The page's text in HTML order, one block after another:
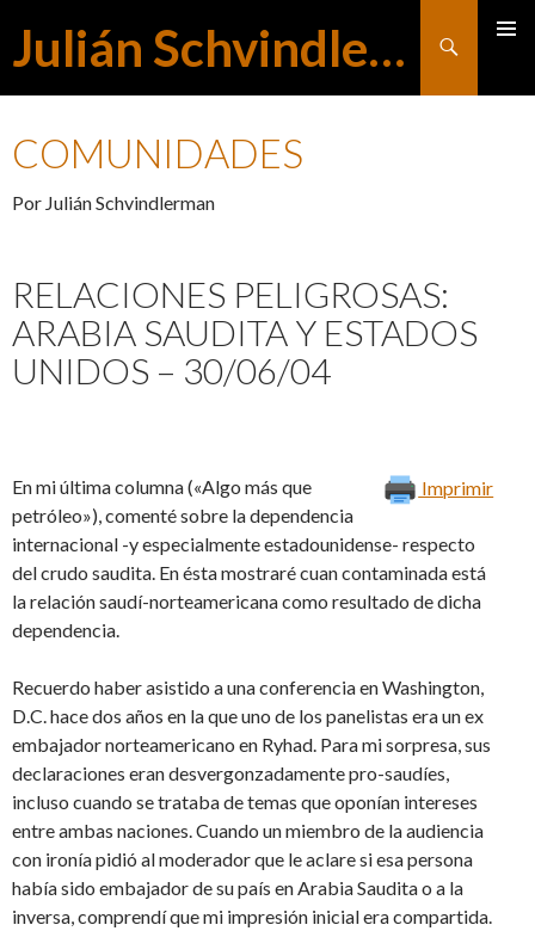
Julián Schvindlerman
Buscar
COMUNIDADES
Por Julián Schvindlerman
RELACIONES PELIGROSAS:
ARABIA SAUDITA Y ESTADOS
UNIDOS – 30/06/04
Imprimir
En mi última columna («Algo más que
petróleo»), comenté sobre la dependencia
internacional -y especialmente estadounidense- respecto
del crudo saudita. En ésta mostraré cuan contaminada está
la relación saudí-norteamericana como resultado de dicha
dependencia.
Recuerdo haber asistido a una conferencia en Washington,
D.C. hace dos años en la que uno de los panelistas era un ex
embajador norteamericano en Ryhad. Para mi sorpresa, sus
declaraciones eran desvergonzadamente pro-saudíes,
incluso cuando se trataba de temas que oponían intereses
entre ambas naciones. Cuando un miembro de la audiencia
con ironía pidió al moderador que le aclare si esa persona
había sido embajador de su país en Arabia Saudita o a la
inversa, comprendí que mi impresión inicial era compartida.